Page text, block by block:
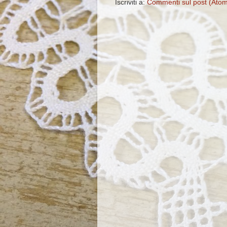
Iscriviti a: Commenti sul post